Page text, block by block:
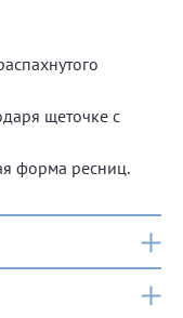
щеточке с
форма ресниц.